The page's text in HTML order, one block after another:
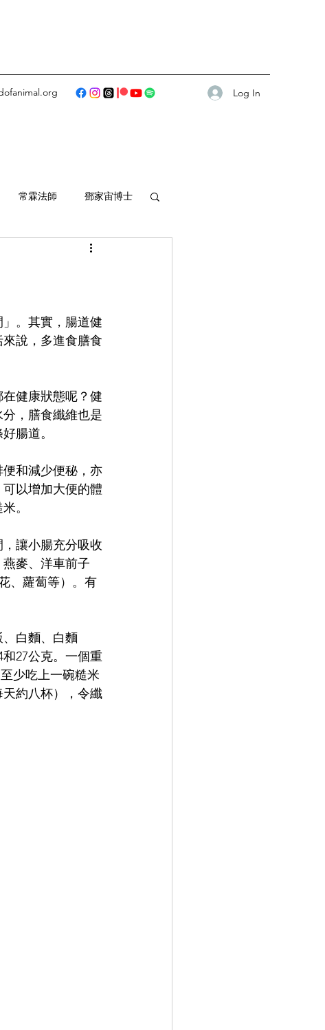
Log In
常霖法師 鄧家宙博士
暢懷法師
。其實，腸道健
說，多進食膳食
健康狀態呢？健
，膳食纖維也是
腸道。
和減少便秘，亦
以增加大便的體
。
讓小腸充分吸收
麥、洋車前子
、蘿蔔等）。有
白麵、白麵
27公克。一個重
少吃上一碗糙米
約八杯），令纖